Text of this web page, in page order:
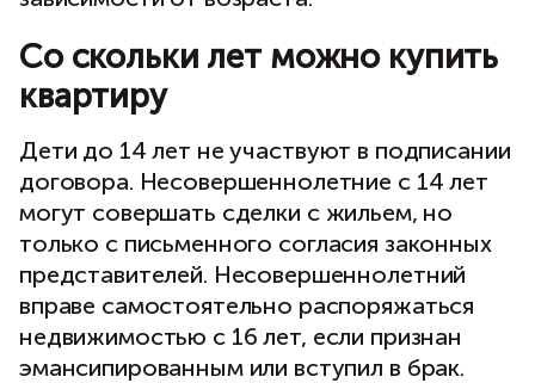
Со скольки лет можно купить
квартиру
Дети до 14 лет не участвуют в подписании
договора. Несовершеннолетние с 14 лет
могут совершать сделки с жильем, но
только с письменного согласия законных
представителей. Несовершеннолетний
вправе самостоятельно распоряжаться
недвижимостью с 16 лет, если признан
эмансипированным или вступил в брак.